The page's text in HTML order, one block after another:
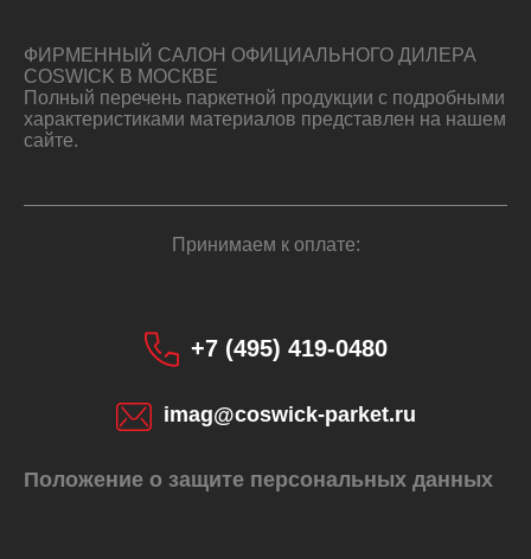
ФИРМЕННЫЙ САЛОН ОФИЦИАЛЬНОГО ДИЛЕРА
COSWICK В МОСКВЕ
Полный перечень паркетной продукции с подробными
характеристиками материалов представлен на нашем
сайте.
Принимаем к оплате:
+7 (495) 419-0480
imag@coswick-parket.ru
Положение о защите персональных данных